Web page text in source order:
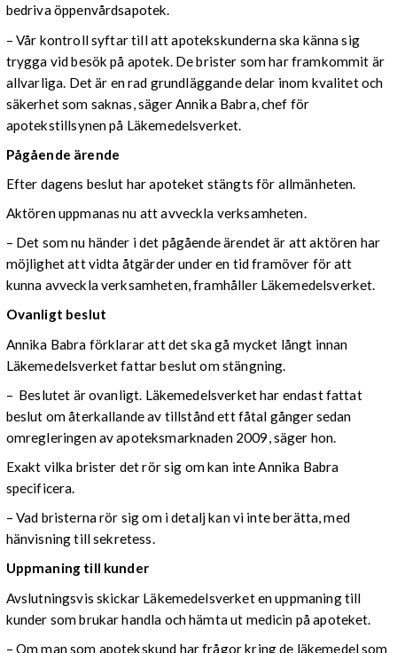
bedriva öppenvårdsapotek.
– Vår kontroll syftar till att apotekskunderna ska känna sig
trygga vid besök på apotek. De brister som har framkommit är
allvarliga. Det är en rad grundläggande delar inom kvalitet och
säkerhet som saknas, säger Annika Babra, chef för
apotekstillsynen på Läkemedelsverket.
Pågående ärende
Efter dagens beslut har apoteket stängts för allmänheten.
Aktören uppmanas nu att avveckla verksamheten.
– Det som nu händer i det pågående ärendet är att aktören har
möjlighet att vidta åtgärder under en tid framöver för att
kunna avveckla verksamheten, framhåller Läkemedelsverket.
Ovanligt beslut
Annika Babra förklarar att det ska gå mycket långt innan
Läkemedelsverket fattar beslut om stängning.
– Beslutet är ovanligt. Läkemedelsverket har endast fattat
beslut om återkallande av tillstånd ett fåtal gånger sedan
omregleringen av apoteksmarknaden 2009, säger hon.
Exakt vilka brister det rör sig om kan inte Annika Babra
specificera.
– Vad bristerna rör sig om i detalj kan vi inte berätta, med
hänvisning till sekretess.
Uppmaning till kunder
Avslutningsvis skickar Läkemedelsverket en uppmaning till
kunder som brukar handla och hämta ut medicin på apoteket.
– Om man som apotekskund har frågor kring de läkemedel som